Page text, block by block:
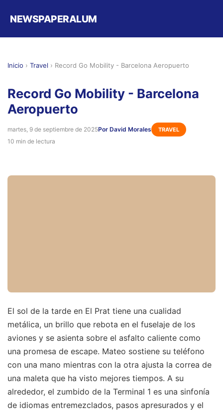
NEWSPAPERALUM
Inicio › Travel › Record Go Mobility - Barcelona Aeropuerto
Record Go Mobility - Barcelona
Aeropuerto
martes, 9 de septiembre de 2025Por David Morales TRAVEL
10 min de lectura
El sol de la tarde en El Prat tiene una cualidad
metálica, un brillo que rebota en el fuselaje de los
aviones y se asienta sobre el asfalto caliente como
una promesa de escape. Mateo sostiene su teléfono
con una mano mientras con la otra ajusta la correa de
una maleta que ha visto mejores tiempos. A su
alrededor, el zumbido de la Terminal 1 es una sinfonía
de idiomas entremezclados, pasos apresurados y el